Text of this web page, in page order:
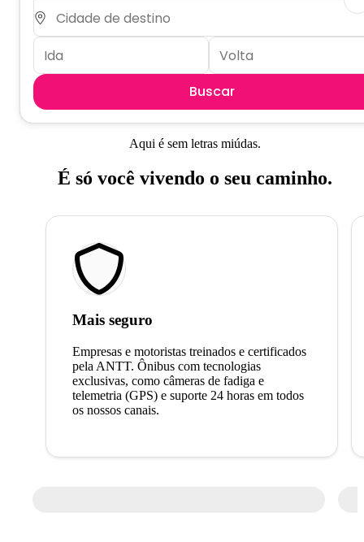
Buscar
Aqui é sem letras miúdas.
É só você vivendo o seu caminho.
Mais seguro
Empresas e motoristas treinados e certificados
pela ANTT. Ônibus com tecnologias
exclusivas, como câmeras de fadiga e
telemetria (GPS) e suporte 24 horas em todos
os nossos canais.